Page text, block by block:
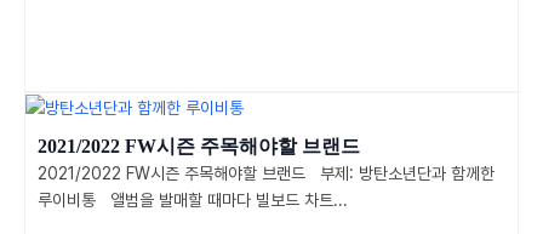
2021/2022 FW시즌 주목해야할 브랜드
2021/2022 FW시즌 주목해야할 브랜드 부제: 방탄소년단과 함께한
루이비통 앨범을 발매할 때마다 빌보드 차트...